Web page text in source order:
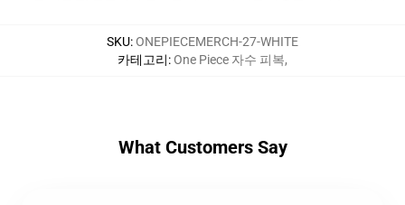
SKU:ONEPIECEMERCH-27-WHITE
카테고리:One Piece 자수 피복,
What Customers Say